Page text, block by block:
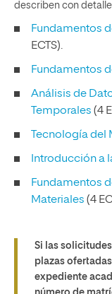
describen con
Fundamentos
ECTS).
Fundamentos
Análisis de
Temporales (4
Tecnología
Introducción a
Fundamentos
Materiales (4
Si las
plazas
expediente